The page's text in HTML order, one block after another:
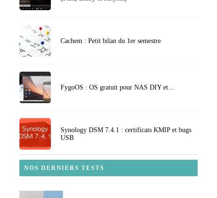
Cachem : Petit bilan du 1er semestre
FygoOS : OS gratuit pour NAS DIY et…
Synology DSM 7.4.1 : certificats KMIP et bugs
USB
NOS DERNIERS TESTS